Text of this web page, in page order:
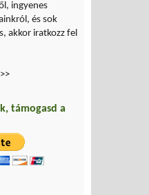
ingyenes
és sok
akkor iratkozz fel
támogasd a